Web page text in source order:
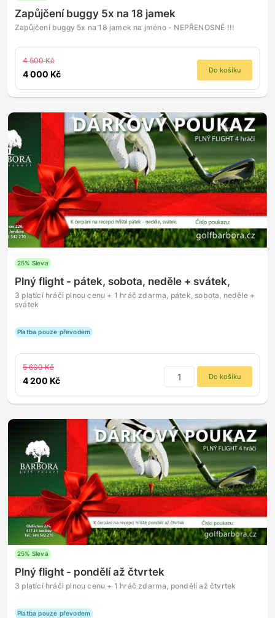
Zapůjčení buggy 5x na 18 jamek
Zapůjčení buggy 5x na 18 jamek na jméno - NEPŘENOSNÉ !!!
4 500 Kč
4 000 Kč Do košíku
25% Sleva
Plný flight - pátek, sobota, neděle + svátek,
3 platící hráči plnou cenu + 1 hráč zdarma, pátek, sobota, neděle +
svátek
Platba pouze převodem
5 600 Kč
4 200 Kč Do košíku
25% Sleva
Plný flight - pondělí až čtvrtek
3 platící hráči plnou cenu + 1 hráč zdarma, pondělí až čtvrtek
Platba pouze převodem